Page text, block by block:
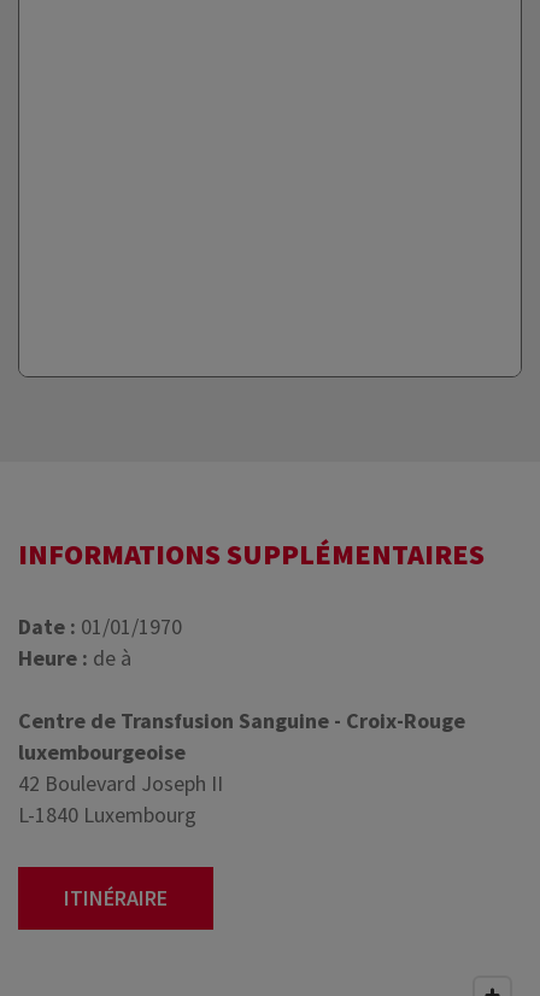
INFORMATIONS SUPPLÉMENTAIRES
Date : 01/01/1970
Heure : de à
Centre de Transfusion Sanguine - Croix-Rouge
luxembourgeoise
42 Boulevard Joseph II
L-1840 Luxembourg
ITINÉRAIRE